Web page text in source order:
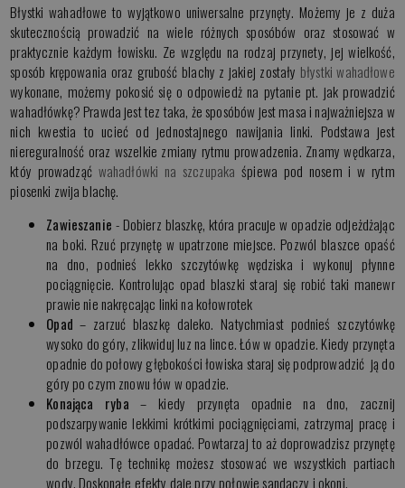
Błystki wahadłowe to wyjątkowo uniwersalne przynęty. Możemy je z duża
skutecznością prowadzić na wiele różnych sposóbów oraz stosować w
praktycznie każdym łowisku. Ze względu na rodzaj przynety, jej wielkość,
sposób krępowania oraz grubość blachy z jakiej zostały błystki wahadłowe
wykonane, możemy pokosić się o odpowiedż na pytanie pt. jak prowadzić
wahadłówkę? Prawda jest tez taka, że sposóbów jest masa i najważniejsza w
nich kwestia to ucieć od jednostajnego nawijania linki. Podstawa jest
niereguralność oraz wszelkie zmiany rytmu prowadzenia. Znamy wędkarza,
któy prowadząć wahadłówki na szczupaka śpiewa pod nosem i w rytm
piosenki zwija blachę.
Zawieszanie - Dobierz blaszkę, która pracuje w opadzie odjeżdżając
na boki. Rzuć przynętę w upatrzone miejsce. Pozwól blaszce opaść
na dno, podnieś lekko szczytówkę wędziska i wykonuj płynne
pociągnięcie. Kontrolując opad blaszki staraj się robić taki manewr
prawie nie nakręcając linki na kołowrotek
Opad– zarzuć blaszkę daleko. Natychmiast podnieś szczytówkę
wysoko do góry, zlikwiduj luz na lince. Łów w opadzie. Kiedy przynęta
opadnie do połowy głębokości łowiska staraj się podprowadzić ją do
góry po czym znowu łów w opadzie.
Konająca ryba– kiedy przynęta opadnie na dno, zacznij
podszarpywanie lekkimi krótkimi pociągnięciami, zatrzymaj pracę i
pozwól wahadłówce opadać. Powtarzaj to aż doprowadzisz przynętę
do brzegu. Tę technikę możesz stosować we wszystkich partiach
wody. Doskonałe efekty daje przy połowie sandaczy i okoni.